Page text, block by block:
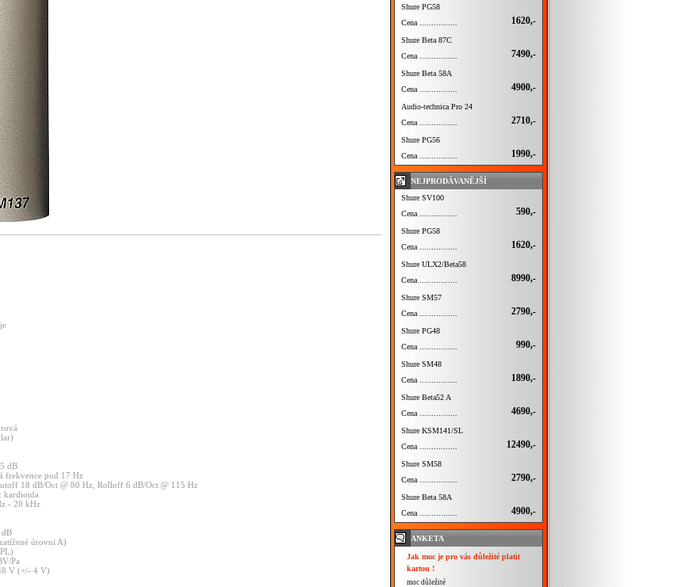
dB
frekvence pod 17 Hz
18 dB/Oct @ 80 Hz, Rolloff 6 dB/Oct @ 115 Hz
kardioida
- 20 kHz
dB
zatížené úrovni A)
Pa
V (+/- 4 V)
Shure PG58
Cena ................
1620,-
Shure Beta 87C
Cena ................
7490,-
Shure Beta 58A
Cena ................
4900,-
Audio-technica Pro 24
Cena ................
2710,-
Shure PG56
Cena ................
1990,-
NEJPRODÁVANĚJŠÍ
Shure SV100
Cena ................
590,-
Shure PG58
Cena ................
1620,-
Shure ULX2/Beta58
Cena ................
8990,-
Shure SM57
Cena ................
2790,-
Shure PG48
Cena ................
990,-
Shure SM48
Cena ................
1890,-
Shure Beta52 A
Cena ................
4690,-
Shure KSM141/SL
Cena ................
12490,-
Shure SM58
Cena ................
2790,-
Shure Beta 58A
Cena ................
4900,-
ANKETA
Jak moc je pro vás důležité platit
kartou !
moc důležité